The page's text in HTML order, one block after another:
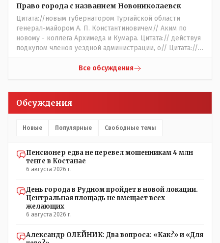
своего кармана, а с халявных, партийных денег.- думаю
сильно не торговалась бы.
Право города с названием Новониколаевск
Цитата://новым губернатором Тургайской области
генерал-майором А. П. Константиновичем// Аким по
новому - коллега Архимеда и Кумара. Цитата:// действуя
подкупом членов уездной администрации, о// Цитата://
Интересно: - тогда был антикорруционный комитет ???
уездного начальника, старшего и младшего помощников
и двух письмоводителей, в уездном управлении
Имелись уездный и ветеринарный врачи, повивальная
города Константиновича в Костанае не назвали улицу и
не установили памятник.// vofkakst: Где ономасты,
Какие проблемы, почему кто то должен делать что то за
вас- - выдвинете идею, создайте инициативную группу,
напишите ходатайство в гор.маслихат и без истерик -
вперёд. Под лежачий камень- вода не потечёт. Насчёт
они найдутся.
Все обсуждения
Обсуждения
Новые Популярные Свободные темы
Пенсионер едва не перевел мошенникам 4 млн
тенге в Костанае
6 августа 2026 г.
День города в Рудном пройдет в новой локации.
Центральная площадь не вмещает всех
желающих
6 августа 2026 г.
Александр ОЛЕЙНИК: Два вопроса: «Как?» и «Для